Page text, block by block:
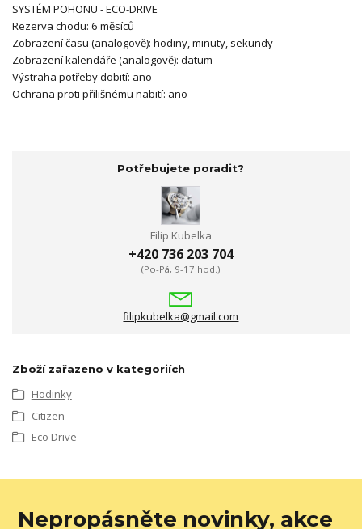
SYSTÉM POHONU - ECO-DRIVE
Rezerva chodu: 6 měsíců
Zobrazení času (analogově): hodiny, minuty, sekundy
Zobrazení kalendáře (analogově): datum
Výstraha potřeby dobití: ano
Ochrana proti přílišnému nabití: ano
Potřebujete poradit?
Filip Kubelka
+420 736 203 704
(Po-Pá, 9-17 hod.)
filipkubelka@gmail.com
Zboží zařazeno v kategoriích
Hodinky
Citizen
Eco Drive
Nepropásněte novinky, akce